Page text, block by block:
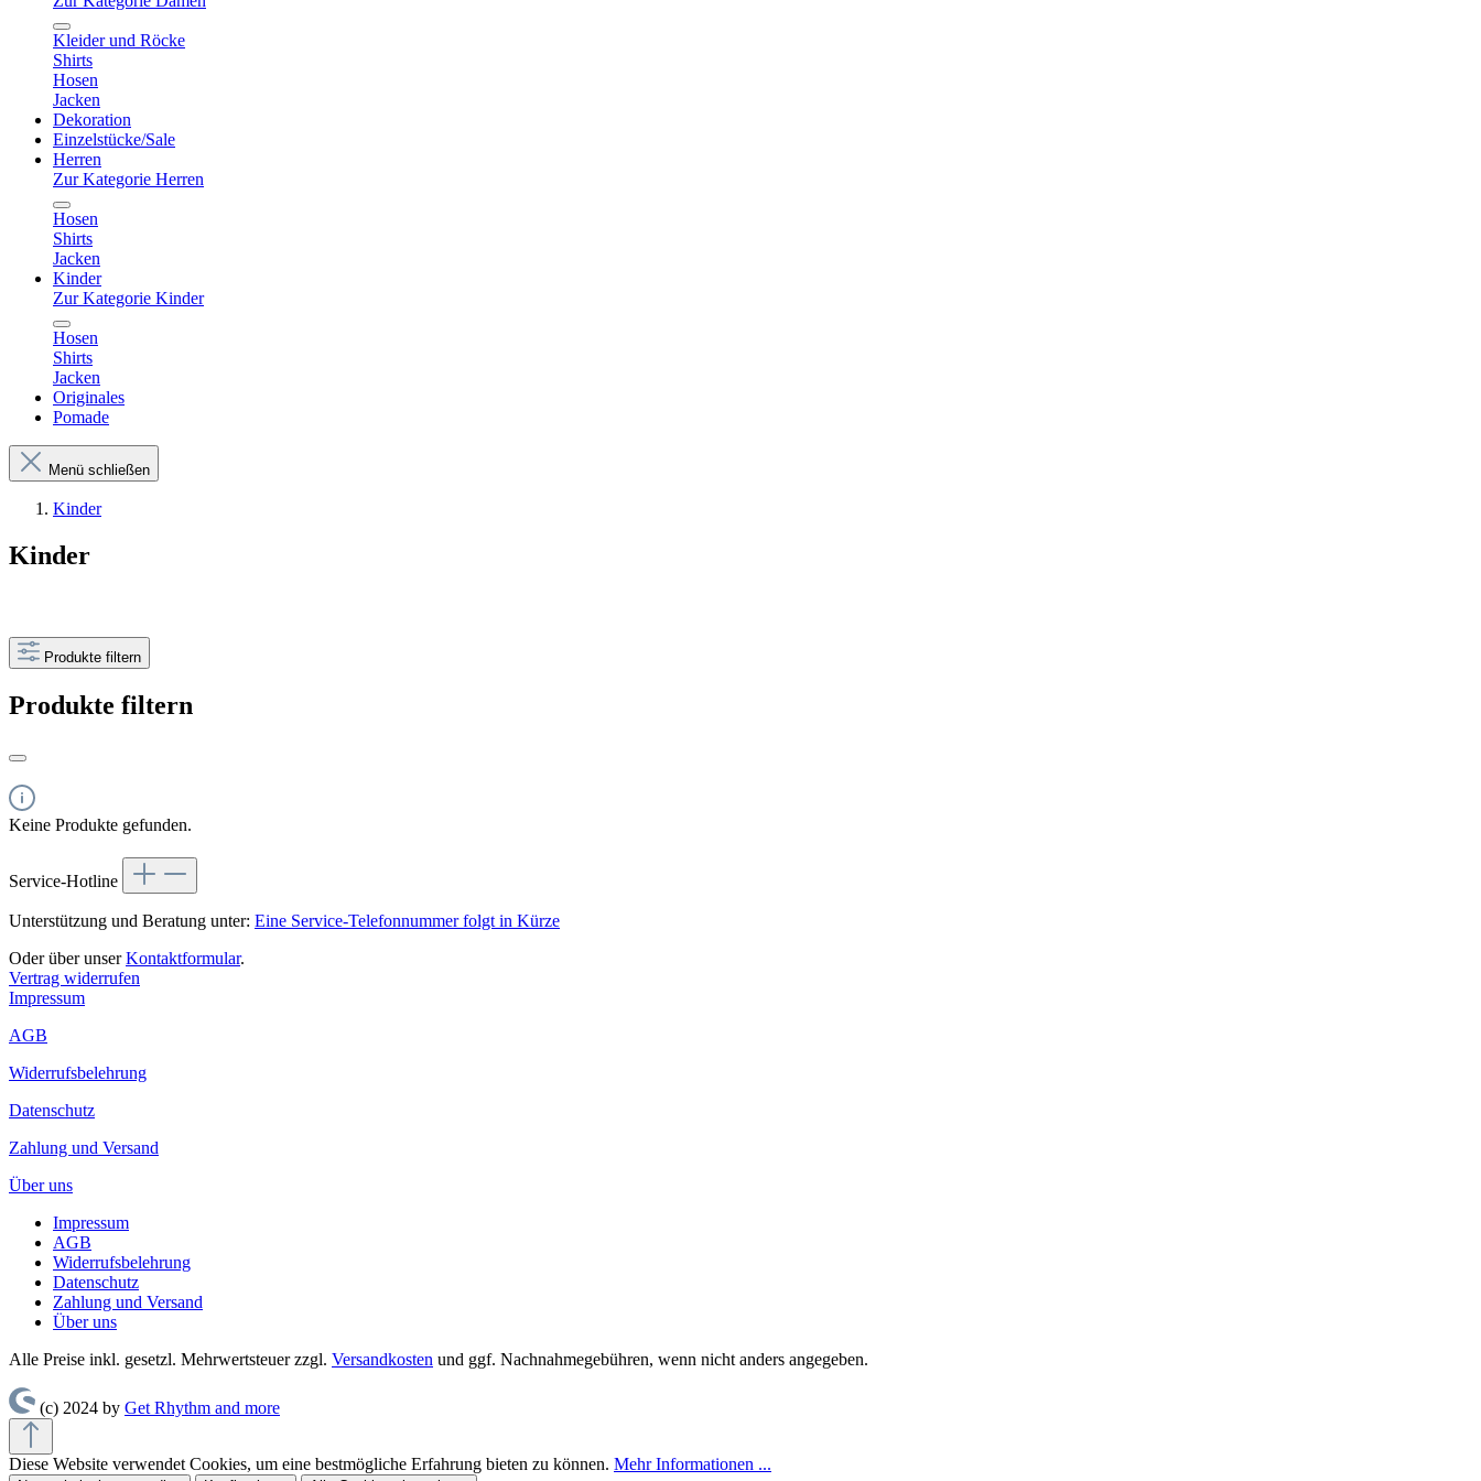
Kleider und Röcke
Shirts
Hosen
Jacken
Dekoration
Einzelstücke/Sale
Herren
Zur Kategorie Herren
Hosen
Shirts
Jacken
Kinder
Zur Kategorie Kinder
Hosen
Shirts
Jacken
Originales
Pomade
Menü schließen
Kinder
Kinder
Produkte filtern
Produkte filtern
Keine Produkte gefunden.
Service-Hotline
Unterstützung und Beratung unter: Eine Service-Telefonnummer folgt in Kürze
Oder über unserKontaktformular.
Vertrag widerrufen
Impressum
AGB
Widerrufsbelehrung
Datenschutz
Zahlung und Versand
Über uns
Impressum
AGB
Widerrufsbelehrung
Datenschutz
Zahlung und Versand
Über uns
Alle Preise inkl. gesetzl. Mehrwertsteuer zzgl. Versandkosten und ggf. Nachnahmegebühren, wenn nicht anders angegeben.
(c) 2024 by Get Rhythm and more
Diese Website verwendet Cookies, um eine bestmögliche Erfahrung bieten zu können. Mehr Informationen ...